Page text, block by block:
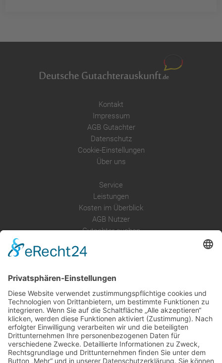
Kontakt
Impressum
AGB Gutachter
Datenschutz
Cookie-Einstellungen
Über uns
Service
Leistungen
Kosten im Überblick
AGB Nutzer
Gutachter suchen
Anfrage
Presse
Partner: Der DGuSV
als Gutachter eintragen
Infos für Suchende